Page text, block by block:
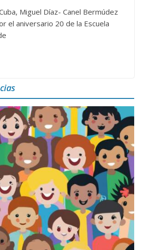
Miguel Díaz- Canel Bermúdez
el aniversario 20 de la Escuela